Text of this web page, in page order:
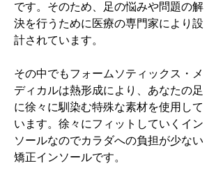
です。そのため、足の悩みや問題の解
決を行うために医療の専門家により設
計されています。
その中でもフォームソティックス・メ
ディカルは熱形成により、あなたの足
に徐々に馴染む特殊な素材を使用して
います。徐々にフィットしていくイン
ソールなのでカラダへの負担が少ない
矯正インソールです。